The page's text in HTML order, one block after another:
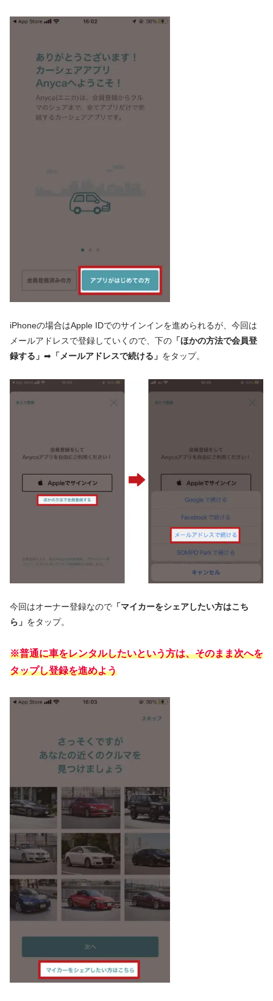
iPhoneの場合はApple IDでのサインインを進められるが、今回は
メールアドレスで登録していくので、下の 「ほかの方法で会員登
録する」 ➡ 「メールアドレスで続ける」 をタップ。
今回はオーナー登録なので 「マイカーをシェアしたい方はこち
ら」 をタップ。
※普通に車をレンタルしたいという方は、そのまま次へを
タップし登録を進めよう